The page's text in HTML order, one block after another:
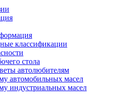
классификации
стола
автолюбителям
автомобильных масел
индустриальных масел